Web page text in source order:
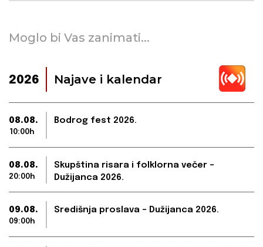
Moglo bi Vas zanimati...
2026 Najave i kalendar
08.08.
10:00h
Bodrog fest 2026.
08.08.
20:00h
Skupština risara i folklorna večer –
Dužijanca 2026.
09.08.
09:00h
Središnja proslava – Dužijanca 2026.